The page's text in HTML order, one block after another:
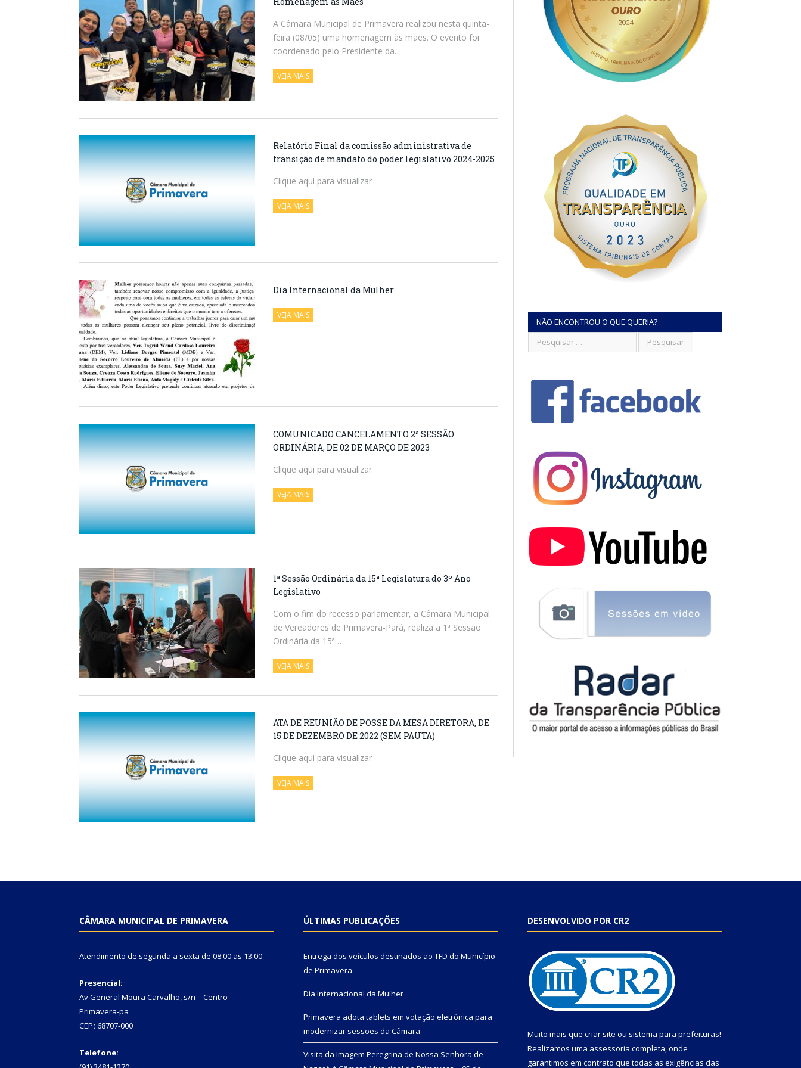
A Câmara Municipal de Primavera realizou nesta quinta-
feira (08/05) uma homenagem às mães. O evento foi
coordenado pelo Presidente da…
VEJA MAIS
Relatório Final da comissão administrativa de
transição de mandato do poder legislativo 2024-2025
Clique aqui para visualizar
VEJA MAIS
Dia Internacional da Mulher
VEJA MAIS
COMUNICADO CANCELAMENTO 2ª SESSÃO
ORDINÁRIA, DE 02 DE MARÇO DE 2023
Clique aqui para visualizar
VEJA MAIS
1ª Sessão Ordinária da 15ª Legislatura do 3º Ano
Legislativo
Com o fim do recesso parlamentar, a Câmara Municipal
de Vereadores de Primavera-Pará, realiza a 1ª Sessão
Ordinária da 15ª…
VEJA MAIS
ATA DE REUNIÃO DE POSSE DA MESA DIRETORA, DE
15 DE DEZEMBRO DE 2022 (SEM PAUTA)
Clique aqui para visualizar
VEJA MAIS
NÃO ENCONTROU O QUE QUERIA?
CÂMARA MUNICIPAL DE PRIMAVERA
Atendimento de segunda a sexta de 08:00 as 13:00
Presencial:
Av General Moura Carvalho, s/n – Centro –
Primavera-pa
CEP: 68707-000
Telefone:
ÚLTIMAS PUBLICAÇÕES
Entrega dos veículos destinados ao TFD do Município
de Primavera
Dia Internacional da Mulher
Primavera adota tablets em votação eletrônica para
modernizar sessões da Câmara
Visita da Imagem Peregrina de Nossa Senhora de
DESENVOLVIDO POR CR2
Muito mais que criar site ou sistema para prefeituras!
Realizamos uma assessoria completa, onde
garantimos em contrato que todas as exigências das